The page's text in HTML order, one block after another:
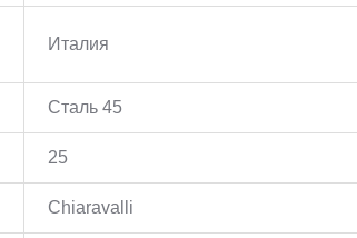
Италия
Сталь 45
25
Chiaravalli